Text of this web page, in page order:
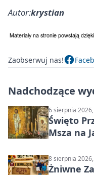
Autor:krystian
Zaobserwuj nas!
Nadchodzące
6 sierpnia
Święto
Msza na
8 sierpnia
Żniwne